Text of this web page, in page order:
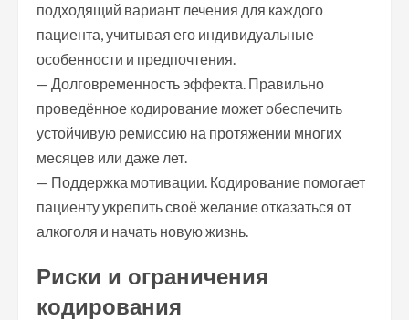
подходящий вариант лечения для каждого
пациента, учитывая его индивидуальные
особенности и предпочтения.
— Долговременность эффекта. Правильно
проведённое кодирование может обеспечить
устойчивую ремиссию на протяжении многих
месяцев или даже лет.
— Поддержка мотивации. Кодирование помогает
пациенту укрепить своё желание отказаться от
алкоголя и начать новую жизнь.
Риски и ограничения
кодирования